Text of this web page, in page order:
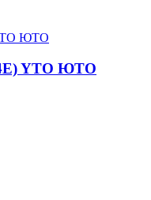
YTO ЮТО